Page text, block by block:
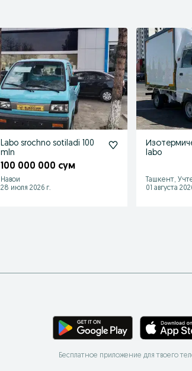
Labo srochno sotiladi 100
mln
100 000 000 сум
Навои
28 июля 2026 г.
labo
Ташкент,
01 августа
Бесплатное приложение для твоего